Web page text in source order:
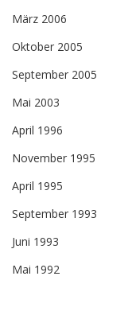
März 2006
Oktober 2005
September 2005
Mai 2003
April 1996
November 1995
April 1995
September 1993
Juni 1993
Mai 1992